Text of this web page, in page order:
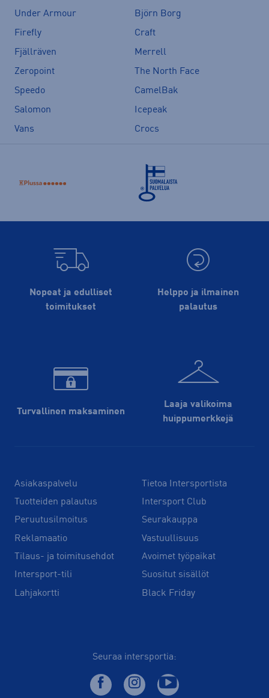
Under Armour
Björn Borg
Firefly
Craft
Fjällräven
Merrell
Zeropoint
The North Face
Speedo
CamelBak
Salomon
Icepeak
Vans
Crocs
Nopeat ja edulliset
toimitukset
Helppo ja ilmainen
palautus
Turvallinen maksaminen
Laaja valikoima
huippu­merkkejä
Asiakaspalvelu
Tuotteiden palautus
Peruutusilmoitus
Reklamaatio
Tilaus- ja toimitusehdot
Intersport-tili
Lahjakortti
Tietoa Intersportista
Intersport Club
Seurakauppa
Vastuullisuus
Avoimet työpaikat
Suositut sisällöt
Black Friday
Seuraa intersportia: